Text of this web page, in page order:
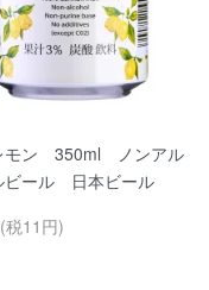
モン 350ml ノンアル
ビール 日本ビール
税11円)